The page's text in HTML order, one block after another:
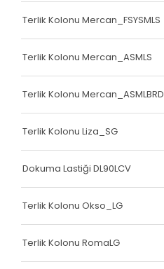
Terlik Kolonu Mercan_FSYSMLS
Terlik Kolonu Mercan_ASMLS
Terlik Kolonu Mercan_ASMLBRD
Terlik Kolonu Liza_SG
Dokuma Lastiği DL90LCV
Terlik Kolonu Okso_LG
Terlik Kolonu RomaLG